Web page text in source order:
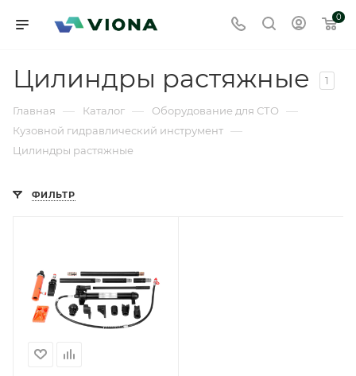
0
Цилиндры растяжные 1
Главная — Каталог — Оборудование для СТО —
Кузовной гидравлический инструмент —
Цилиндры растяжные
ФИЛЬТР